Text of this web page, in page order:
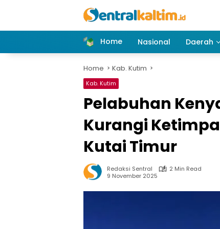
Home
Nasional Daerah
Home Kab. Kutim
Kab. Kutim
Pelabuhan
Kurangi
Kutai Timur
Redaksi Sentral
2 Min Read
9 November 2025